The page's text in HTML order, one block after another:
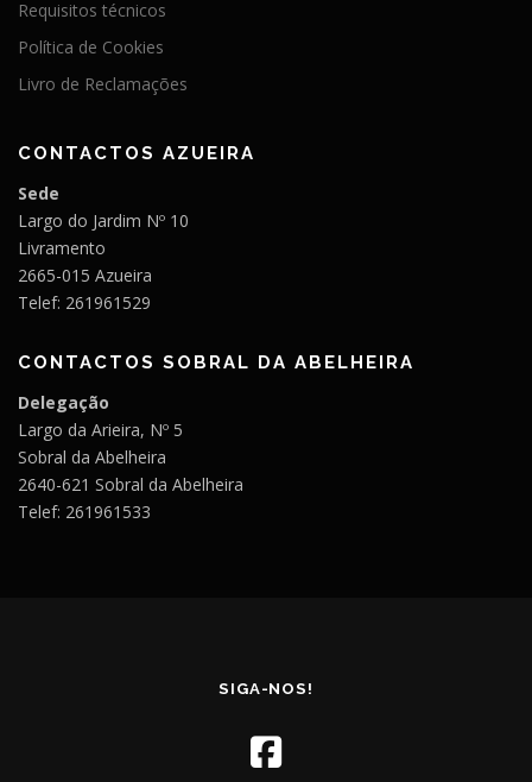
Requisitos técnicos
Política de Cookies
Livro de Reclamações
CONTACTOS AZUEIRA
Sede
Largo do Jardim Nº 10
Livramento
2665-015 Azueira
Telef: 261961529
CONTACTOS SOBRAL DA ABELHEIRA
Delegação
Largo da Arieira, Nº 5
Sobral da Abelheira
2640-621 Sobral da Abelheira
Telef: 261961533
SIGA-NOS!